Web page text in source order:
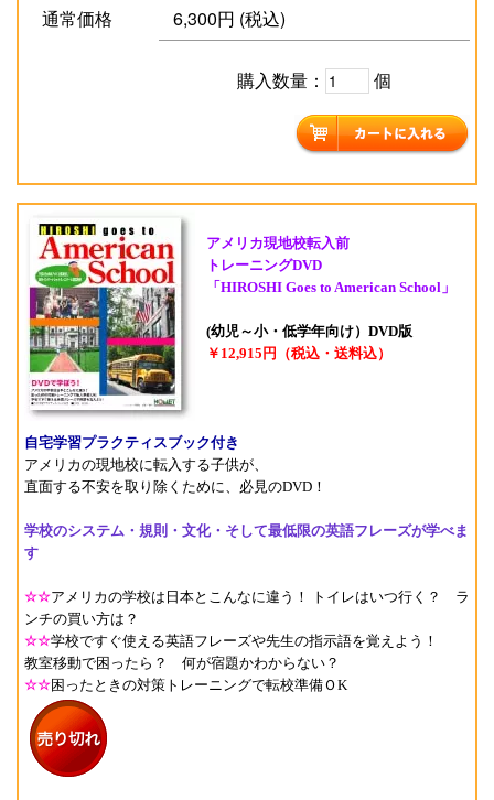
通常価格
6,300円 (税込)
購入数量： 個
アメリカ現地校転入前
トレーニングDVD
「HIROSHI Goes to American School」
(幼児～小・低学年向け）DVD版
￥12,915円（税込・送料込）
自宅学習プラクティスブック付き
アメリカの現地校に転入する子供が、
直面する不安を取り除くために、必見のDVD！
学校のシステム・規則・文化・そして最低限の英語フレーズが学べま
す
☆☆アメリカの学校は日本とこんなに違う！ トイレはいつ行く？ ラ
ンチの買い方は？
☆☆学校ですぐ使える英語フレーズや先生の指示語を覚えよう！
教室移動で困ったら？ 何が宿題かわからない？
☆☆困ったときの対策トレーニングで転校準備ＯK